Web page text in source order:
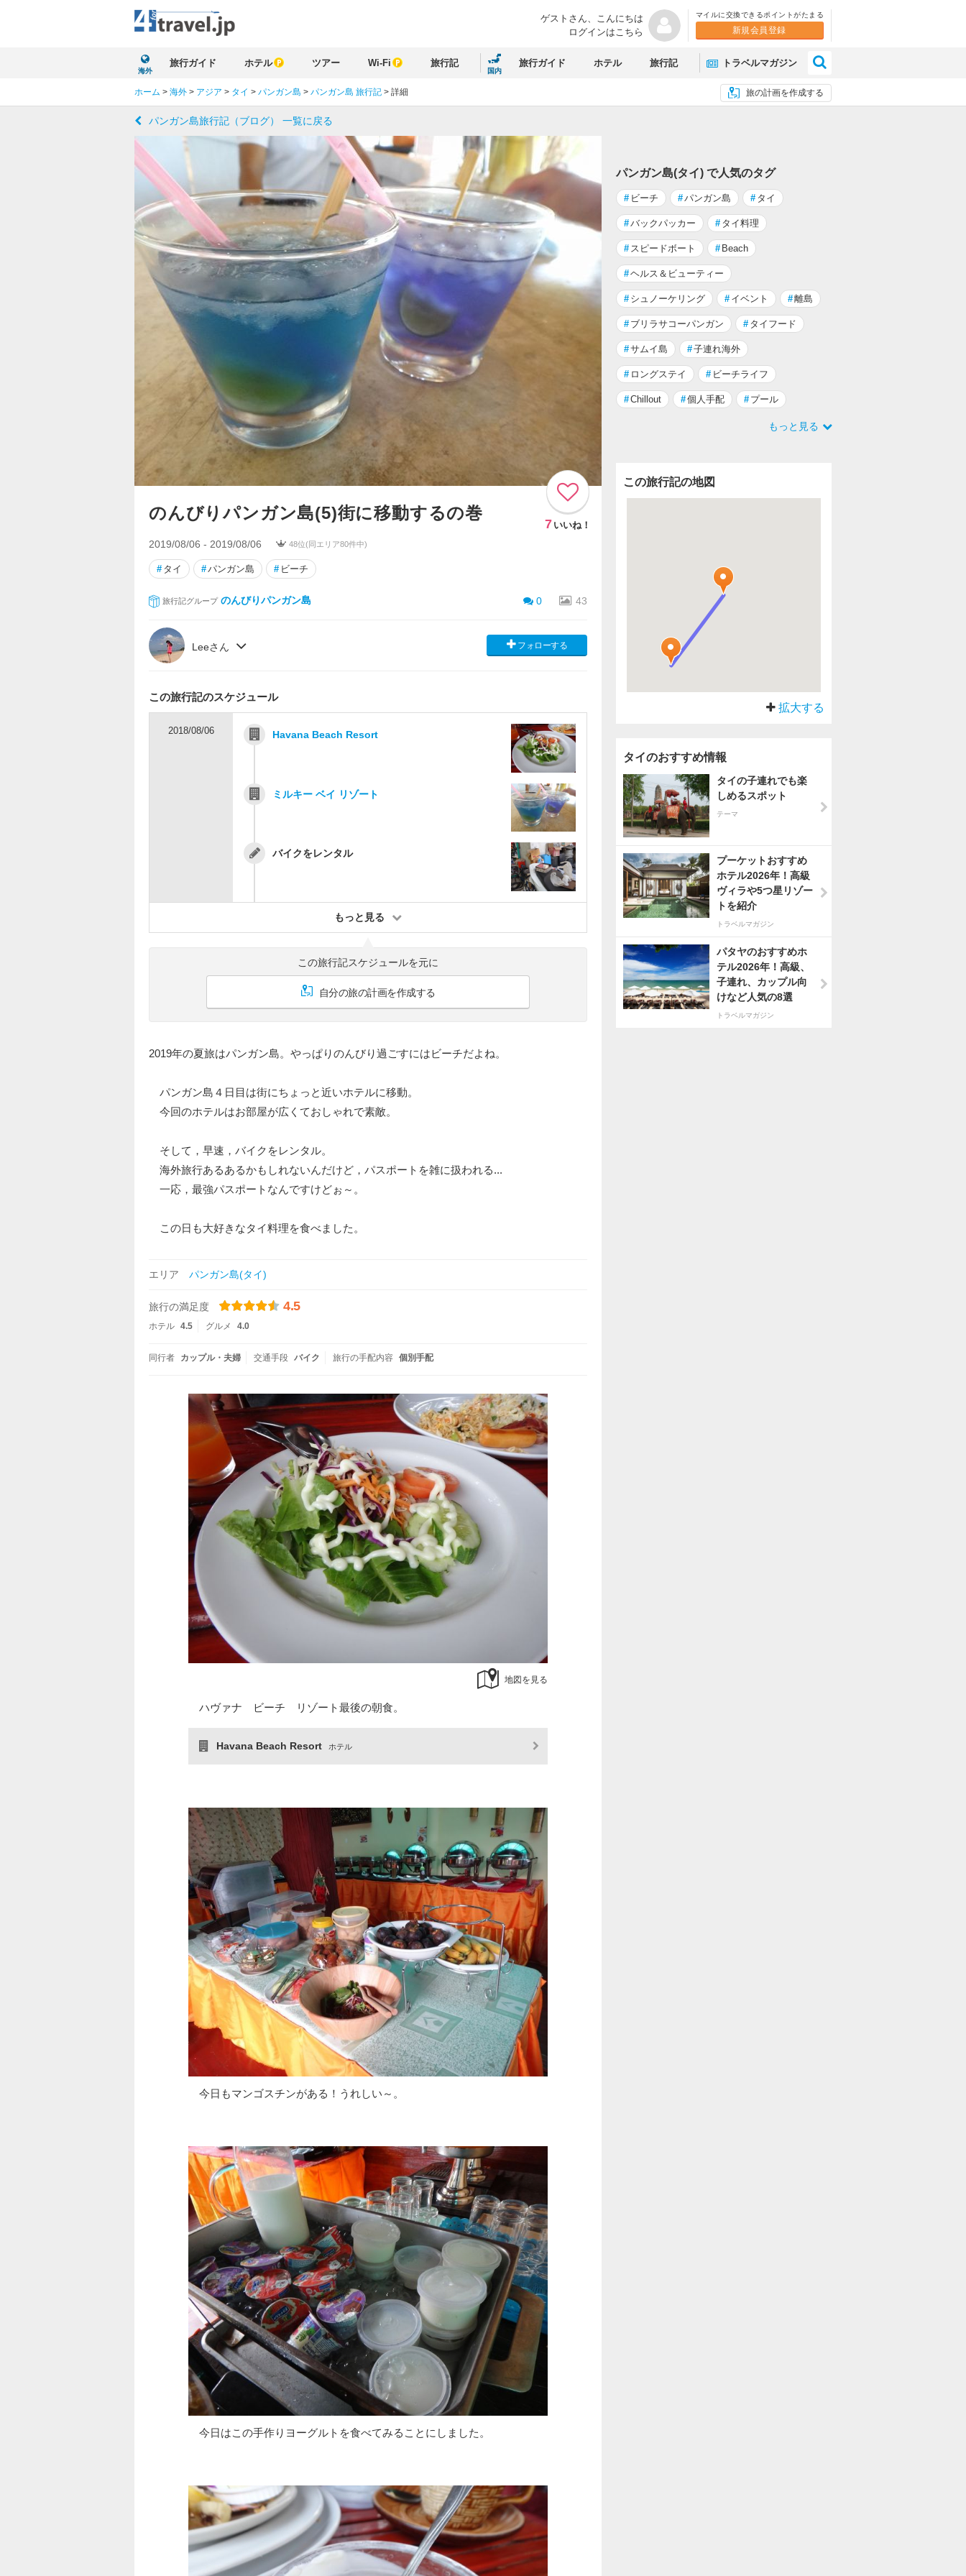
ゲストさん、 こんにちは
ログインはこちら
マイルに交換できるポイントがたまる
新規会員登録
海外
旅行ガイド ホテル ツアー Wi-Fi 旅行記
国内
旅行ガイド ホテル 旅行記 トラベルマガジン
旅の計画を作成する
ホーム > 海外 > アジア > タイ > パンガン島 > パンガン島 旅行記 > 詳細
パンガン島旅行記（ブログ） 一覧に戻る
のんびりパンガン島(5)街に移動するの巻
7 いいね！
2019/08/06 - 2019/08/06 48位(同エリア80件中)
# タイ #パンガン島 # ビーチ
旅行記グループ のんびりパンガン島 0 43
Leeさん フォローする
この旅行記のスケジュール
2018/08/06 Havana Beach Resort
ミルキー ベイ リゾート
バイクをレンタル
もっと見る
この旅行記スケジュールを元に
自分の旅の計画を作成する
2019年の夏旅はパンガン島。やっぱりのんびり過ごすにはビーチだよね。
パンガン島４日目は街にちょっと近いホテルに移動。
今回のホテルはお部屋が広くておしゃれで素敵。
そして，早速，バイクをレンタル。
海外旅行あるあるかもしれないんだけど，パスポートを雑に扱われる...
一応，最強パスポートなんですけどぉ～。
この日も大好きなタイ料理を食べました。
エリア パンガン島(タイ)
旅行の満足度 4.5
ホテル 4.5 グルメ 4.0
同行者 カップル・夫婦 交通手段 バイク 旅行の手配内容 個別手配
地図を見る
ハヴァナ ビーチ リゾート最後の朝食。
Havana Beach Resort ホテル
今日もマンゴスチンがある！うれしい～。
今日はこの手作りヨーグルトを食べてみることにしました。
パンガン島(タイ) で人気のタグ
# ビーチ #パンガン島 # タイ
#バックパッカー # タイ料理
# スピードボート # Beach
#ヘルス＆ビューティー
# シュノーケリング # イベント #離島
# ブリラサコーパンガン # タイフード
#サムイ島 #子連れ海外
# ロングステイ # ビーチライフ
#Chillout #個人手配 # プール
もっと見る
この旅行記の地図
拡大する
タイのおすすめ情報
タイの子連れでも楽
しめるスポット
テーマ
プーケットおすすめ
ホテル2026年！高級
ヴィラや5つ星リゾー
トを紹介
トラベルマガジン
パタヤのおすすめホ
テル2026年！高級、
子連れ、カップル向
けなど人気の8選
トラベルマガジン